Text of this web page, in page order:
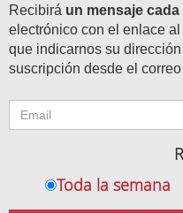
Recibirá un mensaje
electrónico con el enlace
que indicarnos su
suscripción desde el
Toda la semana